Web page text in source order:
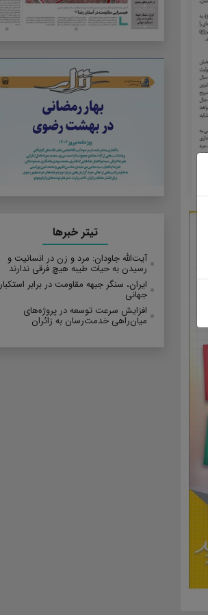
تیتر خبرها
آیت‌الله جاودان: مرد و زن در انسانیت و
رسیدن به حیات طیبه هیچ فرقی ندارند
ایران، سنگر جبهه مقاومت در برابر استکبار
جهانی
افزایش سرعت توسعه در پروژه‌های
میان‌راهی خدمت‌رسان به زائران